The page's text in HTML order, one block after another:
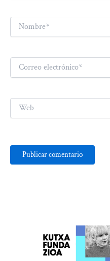
Nombre*
Correo
electrónico*
Web